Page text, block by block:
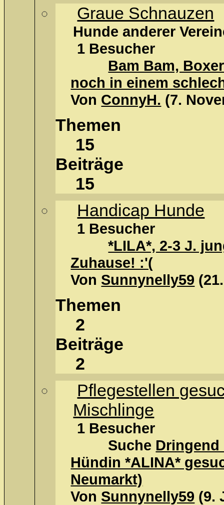
Graue Schnauzen
Hunde anderer
1 Besucher
Bam Bam,
noch in einem
Von ConnyH. (7.
Themen
15
Beiträge
15
Handicap Hunde
1 Besucher
*LILA*, 2-3 J.
Zuhause! :'(
Von Sunnynelly59
Themen
2
Beiträge
2
Pflegestellen
Mischlinge
1 Besucher
Suche
Hündin *ALINA*
Neumarkt)
Von Sunnynelly59 (9.